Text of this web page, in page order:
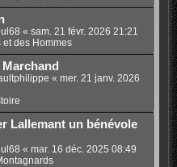
« sam. 21 févr. 2026 21:21
et des Hommes
« mer. 21 janv. 2026
Lallemant un bénévole
« mar. 16 déc. 2025 08:49